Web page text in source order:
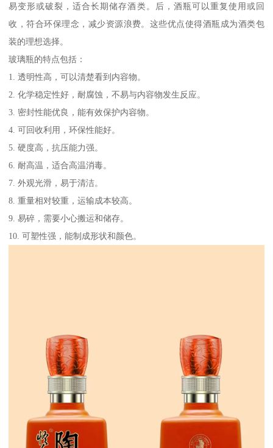
易变形或破裂，适合长期储存酒类。后，酒瓶可以重复使用或回
收，符合环保理念，减少资源浪费。这些优点使得酒瓶成为酒类包
装的理想选择。
玻璃瓶的特点包括：
1. 透明性高，可以清楚看到内容物。
2. 化学稳定性好，耐腐蚀，不易与内容物发生反应。
3. 密封性能优良，能有效保护内容物。
4. 可回收利用，环保性能好。
5. 硬度高，抗压能力强。
6. 耐高温，适合高温消毒。
7. 外观光滑，易于清洁。
8. 重量相对较重，运输成本较高。
9. 易碎，需要小心搬运和储存。
10. 可塑性强，能制成形状和颜色。